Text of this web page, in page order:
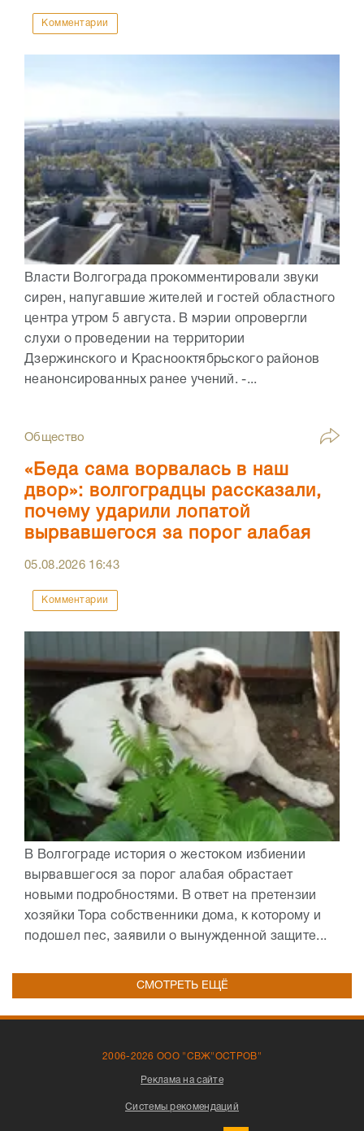
Комментарии
Власти Волгограда прокомментировали звуки
сирен, напугавшие жителей и гостей областного
центра утром 5 августа. В мэрии опровергли
слухи о проведении на территории
Дзержинского и Краснооктябрьского районов
неанонсированных ранее учений. -...
Общество
«Беда сама ворвалась в наш
двор»: волгоградцы рассказали,
почему ударили лопатой
вырвавшегося за порог алабая
05.08.2026 16:43
Комментарии
В Волгограде история о жестоком избиении
вырвавшегося за порог алабая обрастает
новыми подробностями. В ответ на претензии
хозяйки Тора собственники дома, к которому и
подошел пес, заявили о вынужденной защите...
СМОТРЕТЬ ЕЩЁ
2006-2026 ООО "СВЖ"ОСТРОВ"
Реклама на сайте
Системы рекомендаций